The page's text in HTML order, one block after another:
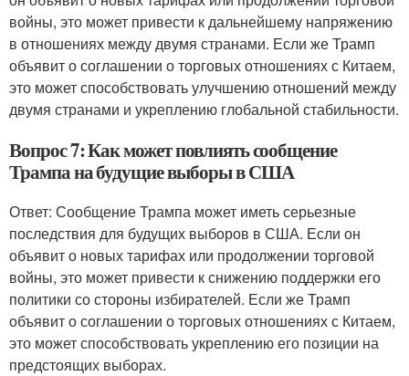
войны, это может привести к дальнейшему напряжению
в отношениях между двумя странами. Если же Трамп
объявит о соглашении о торговых отношениях с Китаем,
это может способствовать улучшению отношений между
двумя странами и укреплению глобальной стабильности.
Вопрос 7: Как может повлиять сообщение
Трампа на будущие выборы в США
Ответ: Сообщение Трампа может иметь серьезные
последствия для будущих выборов в США. Если он
объявит о новых тарифах или продолжении торговой
войны, это может привести к снижению поддержки его
политики со стороны избирателей. Если же Трамп
объявит о соглашении о торговых отношениях с Китаем,
это может способствовать укреплению его позиции на
предстоящих выборах.